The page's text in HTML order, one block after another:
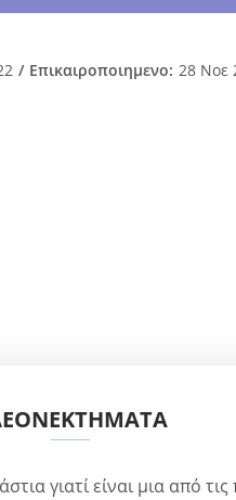
Επικαιροποιημενο: 28 Νοε
γιατί είναι μια από